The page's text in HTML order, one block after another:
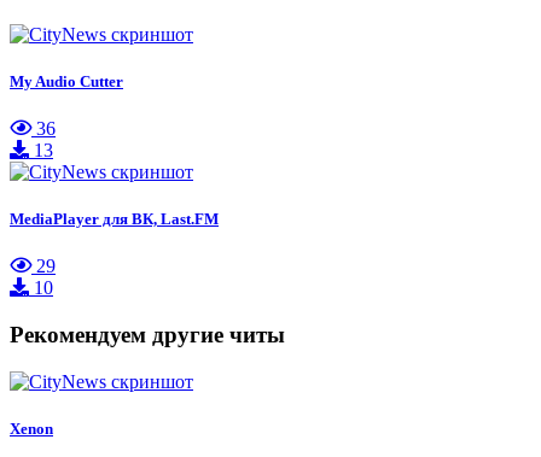
My Audio Cutter
36
13
MediaPlayer для ВК, Last.FM
29
10
Рекомендуем другие читы
Xenon